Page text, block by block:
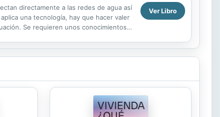
directamente a las redes de agua así
una tecnología, hay que hacer valer
Se requieren unos conocimientos
Ver Libro